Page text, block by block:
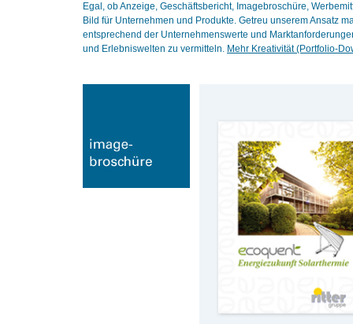
Egal, ob Anzeige, Geschäftsbericht, Imagebroschüre,
Bild für Unternehmen und Produkte. Getreu unserem Ansatz
entsprechend der Unternehmenswerte und
und Erlebniswelten zu vermitteln. Mehr Kreativität (Portfolio-